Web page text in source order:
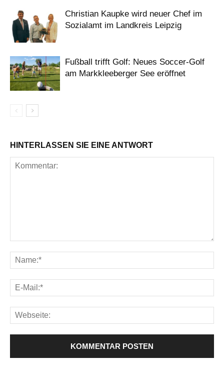
Christian Kaupke wird neuer Chef im
Sozialamt im Landkreis Leipzig
Fußball trifft Golf: Neues Soccer-Golf
am Markkleeberger See eröffnet
HINTERLASSEN SIE EINE ANTWORT